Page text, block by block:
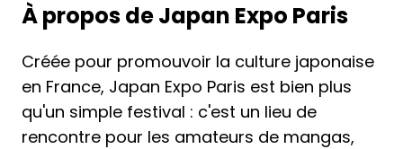
À propos de Japan Expo Paris
Créée pour promouvoir la culture japonaise
en France, Japan Expo Paris est bien plus
qu'un simple festival : c'est un lieu de
rencontre pour les amateurs de mangas,